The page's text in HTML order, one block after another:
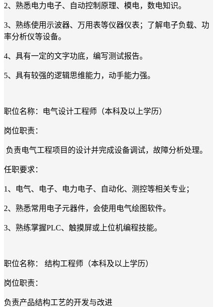
2、熟悉电力电子、自动控制原理、模电，数电知识。
3、熟练使用示波器、万用表等仪器仪表；了解电子负载、功
率分析仪等设备。
4、具有一定的文字功底，编写测试报告。
5、具有较强的逻辑思维能力，动手能力强。
职位名称：电气设计工程师（本科及以上学历）
岗位职责：
负责电气工程项目的设计并完成设备调试，故障分析处理。
任职要求：
1、电气、电子、电力电子、自动化、测控等相关专业；
2、熟悉常用电子元器件，会使用电气绘图软件。
3、熟练掌握PLC、触摸屏或上位机编程技能。
职位名称： 结构工程师（本科及以上学历）
岗位职责：
负责产品结构工艺的开发与改进